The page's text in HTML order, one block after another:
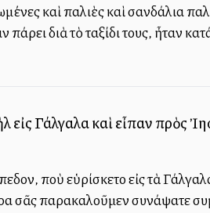
καὶ παλιὲς καὶ σανδάλια
διὰ τὸ ταξίδι τους, ἦταν
Γάλγαλα καὶ εἶπαν πρὸς
ποὺ εὑρίσκετο εἰς τὰ
σᾶς παρακαλοῦμεν συνάψατε